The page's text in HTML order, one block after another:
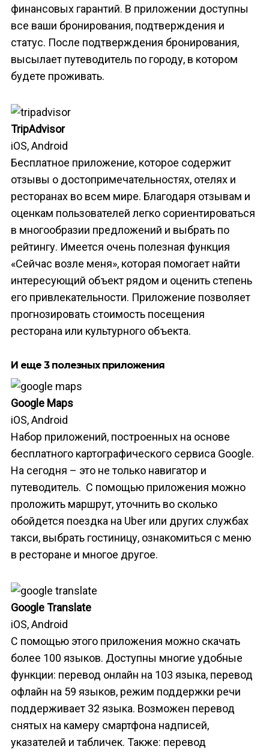
финансовых гарантий. В приложении доступны
все ваши бронирования, подтверждения и
статус. После подтверждения бронирования,
высылает путеводитель по городу, в котором
будете проживать.
TripAdvisor
iOS, Android
Бесплатное приложение, которое содержит
отзывы о достопримечательностях, отелях и
ресторанах во всем мире. Благодаря отзывам и
оценкам пользователей легко сориентироваться
в многообразии предложений и выбрать по
рейтингу. Имеется очень полезная функция
«Сейчас возле меня», которая помогает найти
интересующий объект рядом и оценить степень
его привлекательности. Приложение позволяет
прогнозировать стоимость посещения
ресторана или культурного объекта.
И еще 3 полезных приложения
Google Maps
iOS, Android
Набор приложений, построенных на основе
бесплатного картографического сервиса Google.
На сегодня – это не только навигатор и
путеводитель. С помощью приложения можно
проложить маршрут, уточнить во сколько
обойдется поездка на Uber или других службах
такси, выбрать гостиницу, ознакомиться с меню
в ресторане и многое другое.
Google Translate
iOS, Android
С помощью этого приложения можно скачать
более 100 языков. Доступны многие удобные
функции: перевод онлайн на 103 языка, перевод
офлайн на 59 языков, режим поддержки речи
поддерживает 32 языка. Возможен перевод
снятых на камеру смартфона надписей,
указателей и табличек. Также: перевод